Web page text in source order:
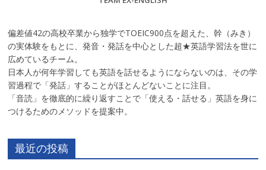
偏差値42の高校卒業から独学でTOEIC900点を超えた、幹（みき）
の実体験をもとに、発音・発話を中心とした超★英語学習法を世に
広めているチーム。
日本人が何年学習しても英語を話せるようにならないのは、その学
習過程で「発話」することがほとんどないことに注目。
「音読」を徹底的に繰り返すことで「使える・話せる」英語を身に
つけるためのメソッドを提案中。
最近の投稿